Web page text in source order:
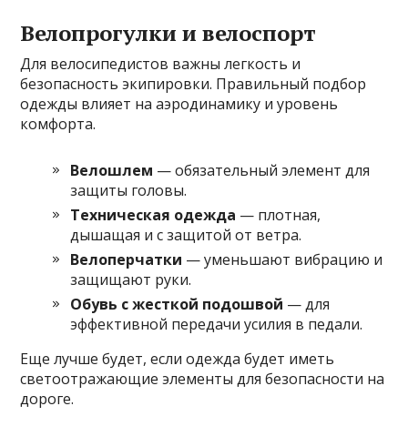
Велопрогулки и велоспорт
Для велосипедистов важны легкость и
безопасность экипировки. Правильный подбор
одежды влияет на аэродинамику и уровень
комфорта.
Велошлем — обязательный элемент для
защиты головы.
Техническая одежда — плотная,
дышащая и с защитой от ветра.
Велоперчатки — уменьшают вибрацию и
защищают руки.
Обувь с жесткой подошвой — для
эффективной передачи усилия в педали.
Еще лучше будет, если одежда будет иметь
светоотражающие элементы для безопасности на
дороге.